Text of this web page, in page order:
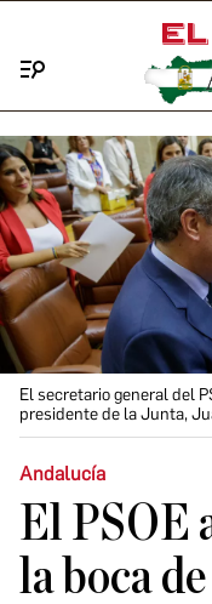
El secretario general del
presidente de la Junta,
Andalucía
El PSOE
la boca